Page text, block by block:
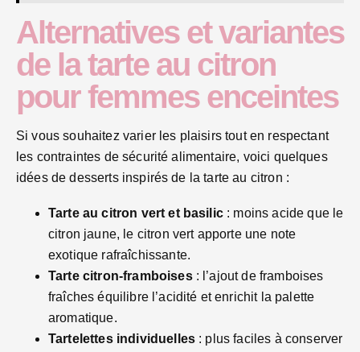
Alternatives et variantes
de la tarte au citron
pour femmes enceintes
Si vous souhaitez varier les plaisirs tout en respectant
les contraintes de sécurité alimentaire, voici quelques
idées de desserts inspirés de la tarte au citron :
Tarte au citron vert et basilic: moins acide que le
citron jaune, le citron vert apporte une note
exotique rafraîchissante.
Tarte citron-framboises: l’ajout de framboises
fraîches équilibre l’acidité et enrichit la palette
aromatique.
Tartelettes individuelles : plus faciles à conserver